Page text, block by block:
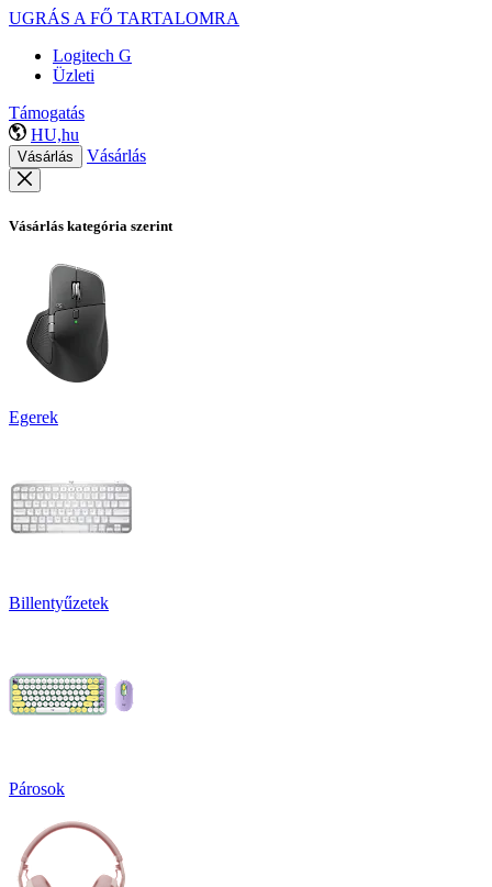
UGRÁS A FŐ TARTALOMRA
Logitech G
Üzleti
Támogatás
HU,hu
Vásárlás Vásárlás
Vásárlás kategória szerint
Egerek
Billentyűzetek
Párosok